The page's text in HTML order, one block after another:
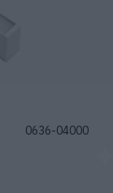
0636-04000